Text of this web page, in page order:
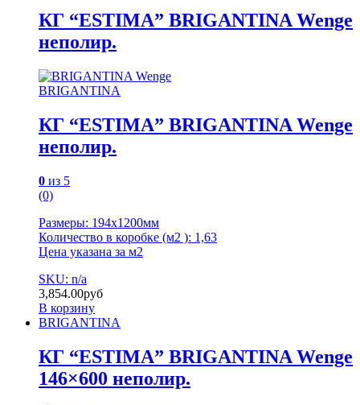
КГ “ESTIMA” BRIGANTINA Wenge
неполир.
BRIGANTINA
КГ “ESTIMA” BRIGANTINA Wenge
неполир.
0 из 5
(0)
Размеры: 194х1200мм
Количество в коробке (м2 ): 1,63
Цена указана за м2
SKU: n/a
3,854.00руб
В корзину
BRIGANTINA
КГ “ESTIMA” BRIGANTINA Wenge
146×600 неполир.